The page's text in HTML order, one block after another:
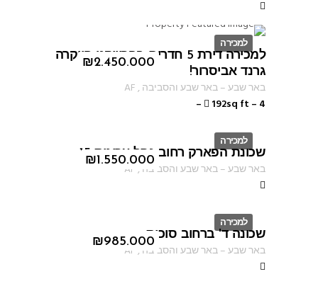
למכירה
ID
₪2.450.000
למכירה דירת 5 חדרים בפרוייקט היוקרה
גרנד אביסרור!
באר שבע–באר שבע והסביבה ,
AF
192sq ft – 4
–
למכירה
ID
₪1.550.000
שכונת הפארק רחוב נחל ערוגות 15
באר שבע–באר שבע והסביבה ,
AF
למכירה
ID
₪985.000
שכונה ד' ברחוב סוכות
באר שבע–באר שבע והסביבה ,
AF